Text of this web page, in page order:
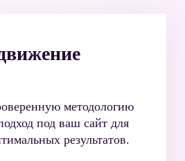
методологию
под ваш сайт для
результатов.